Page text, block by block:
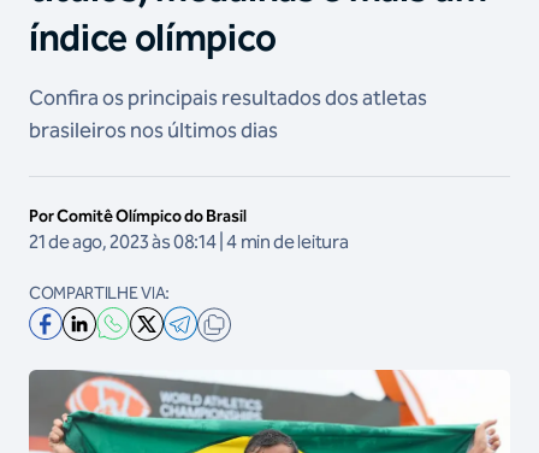
índice olímpico
Confira os principais resultados dos atletas
brasileiros nos últimos dias
Por Comitê Olímpico do Brasil
21 de ago, 2023 às 08:14 | 4 min de leitura
COMPARTILHE VIA: